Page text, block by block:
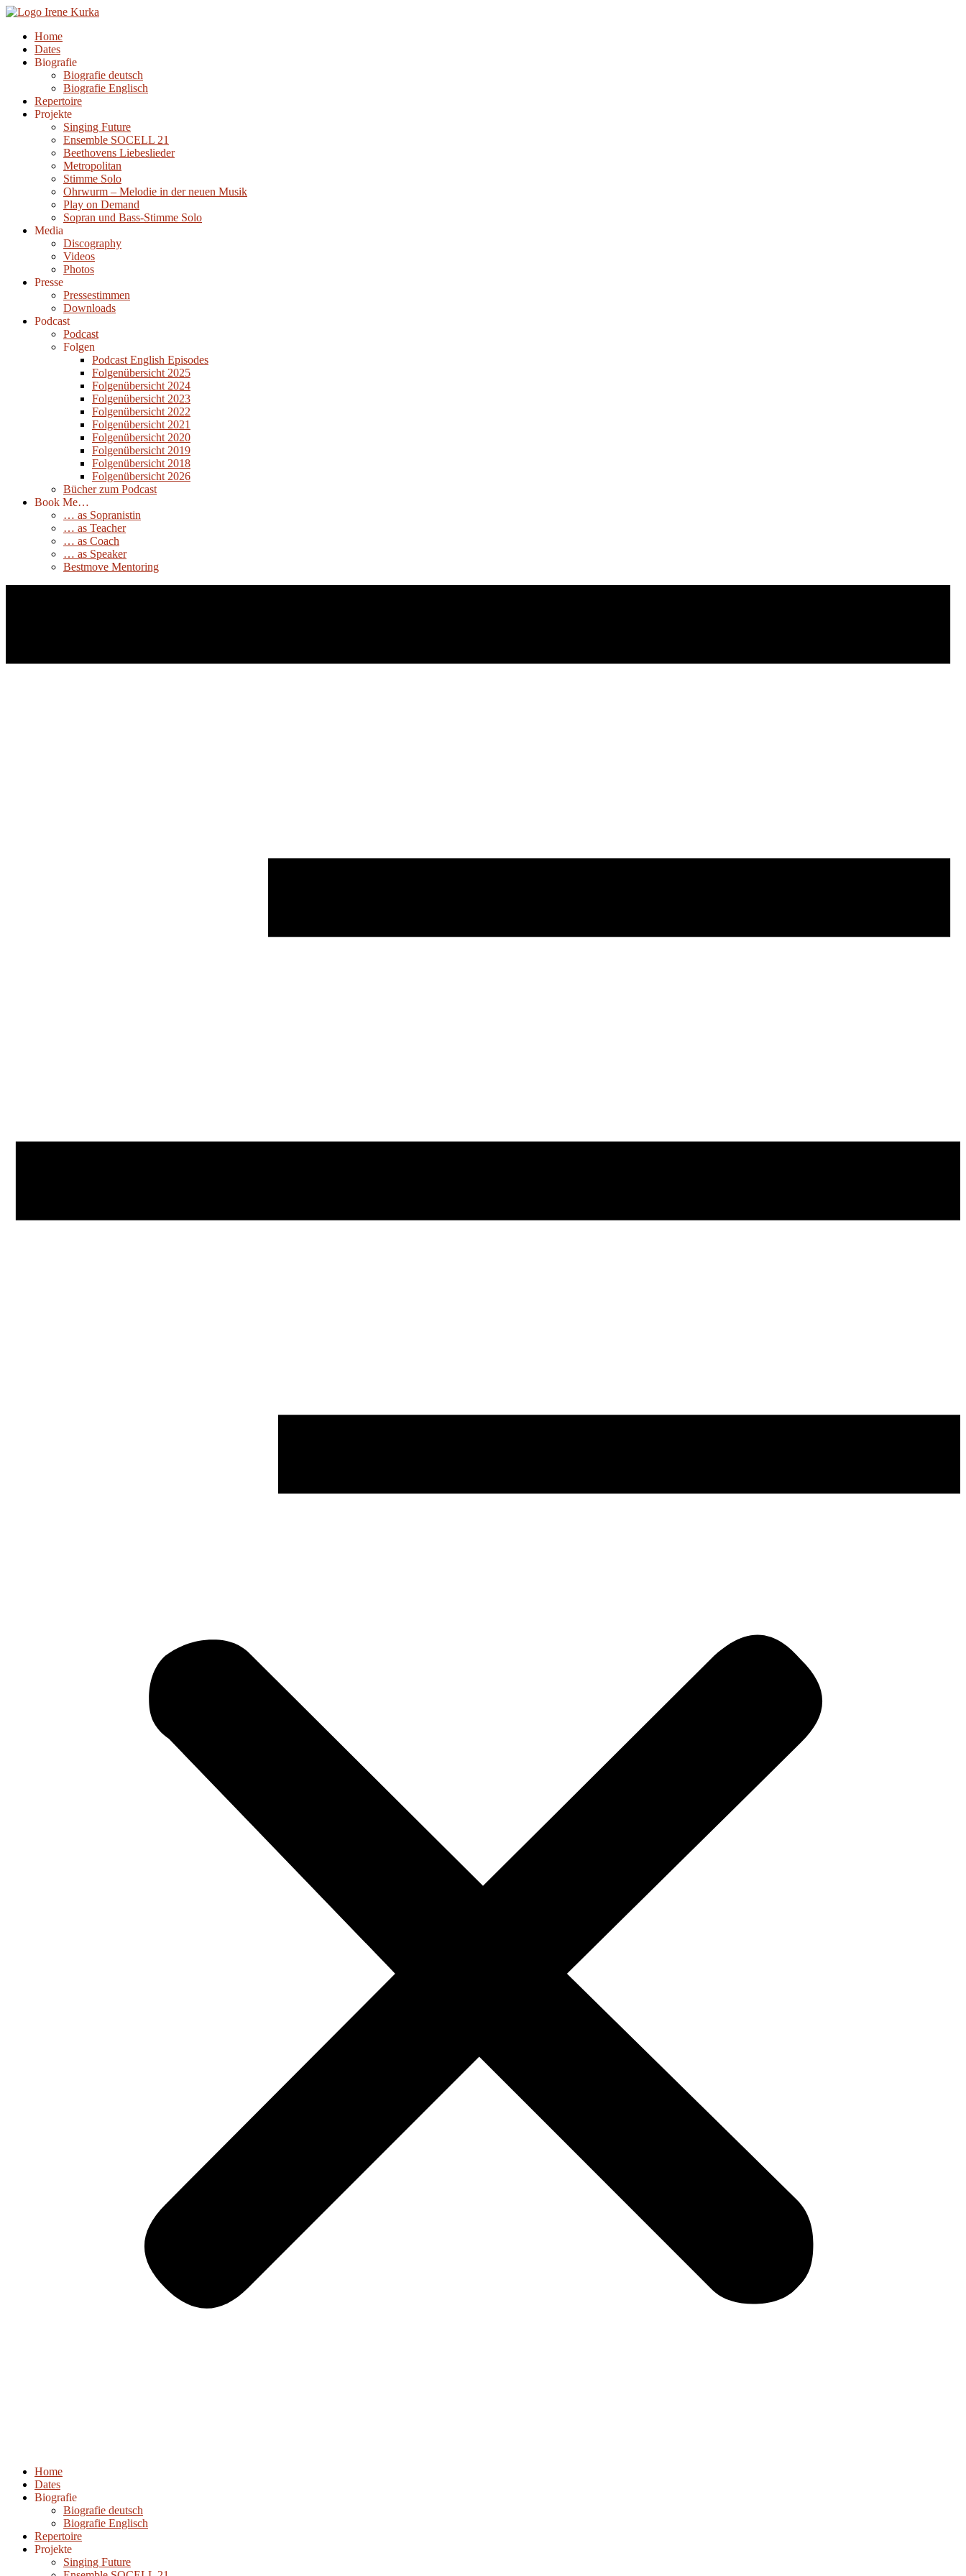
Zum
springenHome
Dates
Biografie
Biografie deutsch
Biografie Englisch
Repertoire
Projekte
Singing Future
Ensemble SOCELL 21
Beethovens Liebeslieder
Metropolitan
Stimme Solo
Ohrwurm – Melodie in der neuen Musik
Play on Demand
Sopran und Bass-Stimme Solo
Media
Discography
Videos
Photos
Presse
Pressestimmen
Downloads
Podcast
Podcast
Folgen
Podcast English Episodes
Folgenübersicht 2025
Folgenübersicht 2024
Folgenübersicht 2023
Folgenübersicht 2022
Folgenübersicht 2021
Folgenübersicht 2020
Folgenübersicht 2019
Folgenübersicht 2018
Folgenübersicht 2026
Bücher zum Podcast
Book Me…
… as Sopranistin
… as Teacher
… as Coach
… as Speaker
Bestmove Mentoring
Home
Dates
Biografie
Biografie deutsch
Biografie Englisch
Repertoire
Projekte
Singing Future